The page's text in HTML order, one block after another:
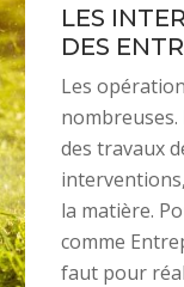
LES
DES
Les
des travaux
la matière.
comme
faut pour